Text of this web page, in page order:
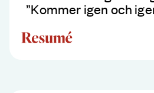
”Kommer igen och